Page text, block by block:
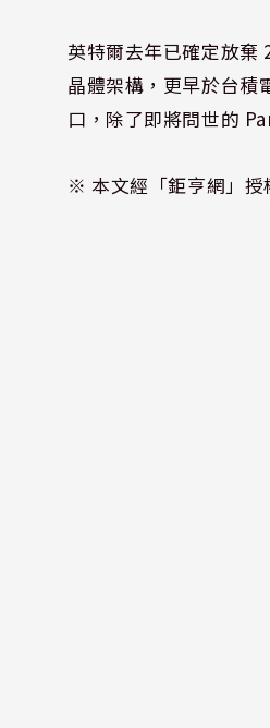
英特爾去年已確定放棄
晶體架構，更早於台積
口，除了即將問世的
※ 本文經「鉅亨網」授